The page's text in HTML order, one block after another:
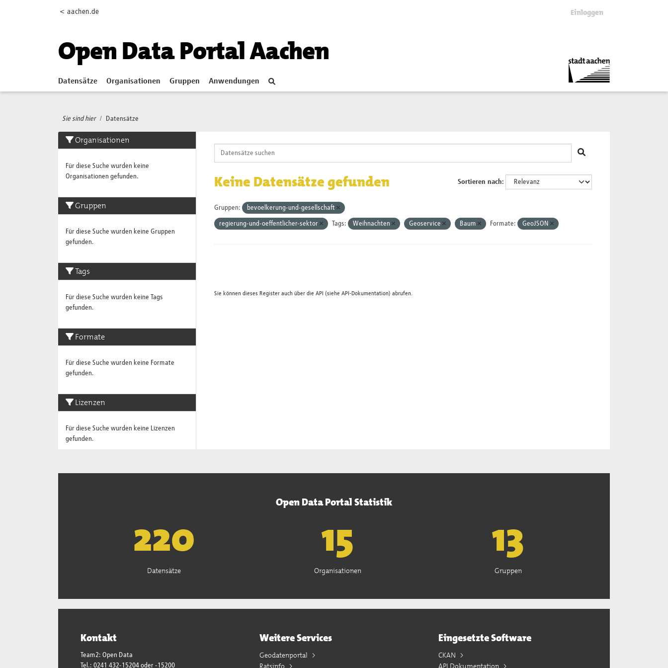
< aachen.de Einloggen
Open Data Portal Aachen
Datensätze Organisationen Gruppen Anwendungen
Sie sind hier Datensätze
Organisationen
Für diese Suche wurden keine
Organisationen gefunden.
Gruppen
Für diese Suche wurden keine Gruppen
gefunden.
Tags
Für diese Suche wurden keine Tags
gefunden.
Formate
Für diese Suche wurden keine Formate
gefunden.
Lizenzen
Für diese Suche wurden keine Lizenzen
gefunden.
Sortieren nach
Keine Datensätze gefunden
Gruppen: bevoelkerung-und-gesellschaft
regierung-und-oeffentlicher-sektor Tags: Weihnachten Geoservice Baum Formate: GeoJSON
Sie können dieses Register auch über die API (siehe API-Dokumentation) abrufen.
Open Data Portal Statistik
222
Datensätze
15
Organisationen
13
Gruppen
Kontakt
Team2: Open Data
Tel.: 0241 432-15204 oder -15200
Weitere Services
Geodatenportal
Ratsinfo
Eingesetzte Software
CKAN
API Dokumentation